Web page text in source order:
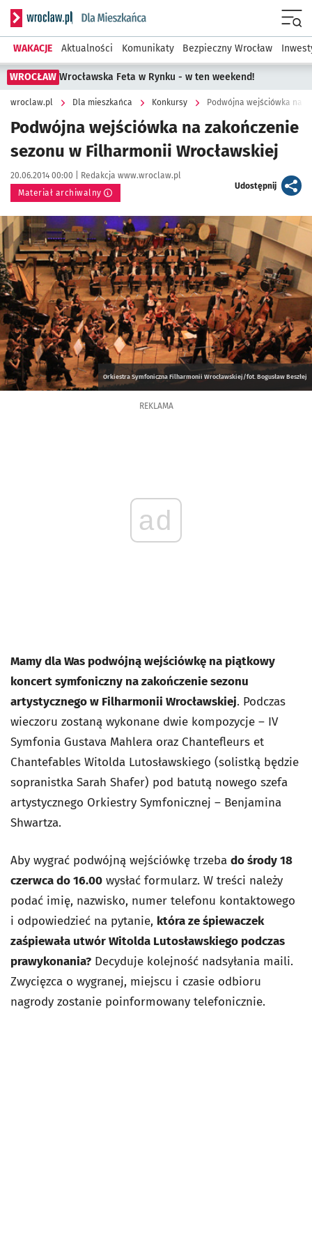
Serwis informacyjny wroclaw.pl podserwis: Dla mieszkańca
WAKACJE Aktualności Komunikaty Bezpieczny Wrocław
WROCŁAW Wrocławska Feta w Rynku - w ten weekend!
wroclaw.pl Dla mieszkańca Konkursy Podwójna wejściówka na
Podwójna wejściówka na zakończenie
sezonu w Filharmonii Wrocławskiej
Data publikacji:
20.06.2014 00:00 | Autor:
Redakcja www.wroclaw.pl
Materiał archiwalny
Udostępnijartykuł
Kliknij, aby powiększyć
Orkiestra Symfoniczna Filharmonii Wrocławskiej/fot. Bogusław Beszłej
REKLAMA
ad
Mamy dla Was podwójną wejściówkę na piątkowy
koncert symfoniczny na zakończenie sezonu
artystycznego w Filharmonii Wrocławskiej. Podczas
wieczoru zostaną wykonane dwie kompozycje – IV
Symfonia Gustava Mahlera oraz Chantefleurs et
Chantefables Witolda Lutosławskiego (solistką będzie
sopranistka Sarah Shafer) pod batutą nowego szefa
artystycznego Orkiestry Symfonicznej – Benjamina
Shwartza.
Aby wygrać podwójną wejściówkę trzeba do środy 18
czerwca do 16.00 wysłać formularz. W treści należy
podać imię, nazwisko, numer telefonu kontaktowego
i odpowiedzieć na pytanie, która ze śpiewaczek
zaśpiewała utwór Witolda Lutosławskiego podczas
prawykonania? Decyduje kolejność nadsyłania maili.
Zwycięzca o wygranej, miejscu i czasie odbioru
nagrody zostanie poinformowany telefonicznie.